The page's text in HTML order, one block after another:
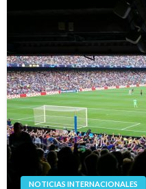
NOTICIAS INTERNACIONALES